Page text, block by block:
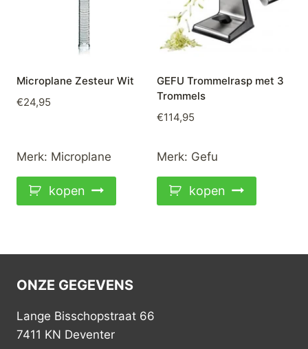
Microplane Zesteur Wit
€24,95
Merk: Microplane
kopen
GEFU Trommelrasp met 3
Trommels
€114,95
Merk: Gefu
kopen
ONZE GEGEVENS
Lange Bisschopstraat 66
7411 KN Deventer